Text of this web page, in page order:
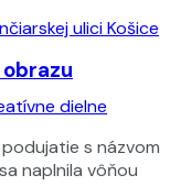
dielne
podujatie s názvom
naplnila vôňou